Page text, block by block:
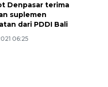
Denpasar terima
suplemen
dari PDDI Bali
06:25